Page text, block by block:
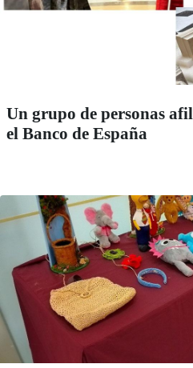
Un grupo de personas
el Banco de España